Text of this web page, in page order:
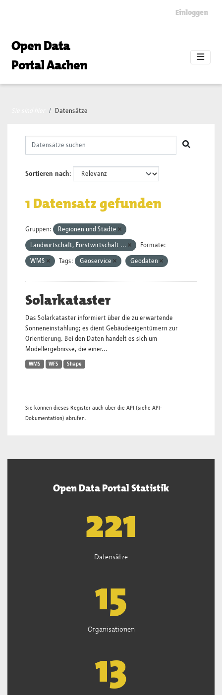
Einloggen
Open Data
Portal Aachen
Datensätze
Sortieren nach
1 Datensatz gefunden
Gruppen: Regionen und Städte
Landwirtschaft, Forstwirtschaft ... Formate:
WMS Tags: Geoservice Geodaten
Solarkataster
Das Solarkataster informiert über die zu erwartende
Sonneneinstahlung; es dient Gebäudeeigentümern zur
Orientierung. Bei den Daten handelt es sich um
Modellergebnisse, die einer...
WMS WFS Shape
Sie können dieses Register auch über die API (siehe API-
Dokumentation) abrufen.
Open Data Portal Statistik
222
Datensätze
15
Organisationen
13